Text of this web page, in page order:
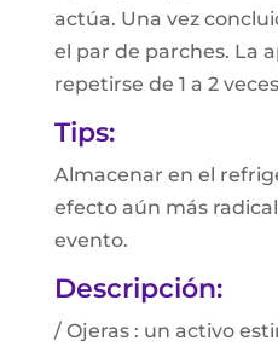
actúa. Una vez
el par de parches. La
repetirse de 1 a 2
Tips:
Almacenar en el
efecto aún más
evento.
Descripción:
/ Ojeras : un activo